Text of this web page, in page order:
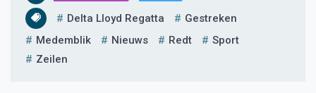
Delta Lloyd Regatta
Gestreken
Medemblik
Nieuws Redt
Sport
Zeilen